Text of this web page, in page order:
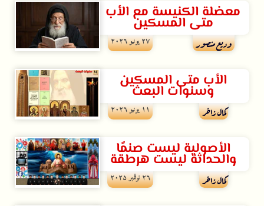
معضلة الكنيسة مع الأب
متى المسكين
وديع منصور ۲۷ يونيو ۲۰۲٦
الأب متى المسكين
وسنوات البعث
كمال زاخر ۱۱ يونيو ۲۰۲٦
الأصولية ليست صنمًا
والحداثة ليست هرطقة
كمال زاخر ۲٦ نوفمبر ۲۰۲۵